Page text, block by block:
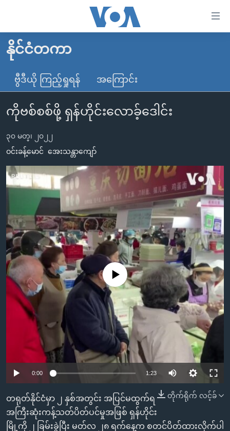
လွယ်ကူ
စေ
သည့်
Link
များ
ပင်မ
အကြောင်းအရာ
ကျော်
ကြည့်
ပင်မ
အ
ညွန်း
စာမျက်နှာ
သို့
ကျော်
ကြည့်
ကျော်
ရန်
မူလစာမျက်နှာ
မြန်မာ
ကမ္ဘာ့သတင်းများ
နိုင်ငံတကာ
တရုတ်
အစ္စရေး-ပါလက်စတိုင်း
ဗွီဒီယို
ရပ်ဝန်းတခု လမ်းတခု အလွန်
အင်္ဂလိပ်စာလေ့လာမယ်
အမေရိကန်သုံးအီဒီယံ
မကြေးမုံရဲ့ အင်္ဂလိပ်စာ
ရုပ်ရှင်ထဲက အင်္ဂလိပ်စာ
သုတပဒေသာ အင်္ဂလိပ်စာ
အပတ်စဉ်ကဏ္ဍများ
တီဗွီ
ရေဒီယိုနှင့်ရုပ်သံ အချက်အလက်များ
ရေဒီယို/တီဗွီအစီအစဉ်
Learning English
ဗွီအိုအေ လူမှုကွန်ယက်များ
ဘာသာစကားများ
နိုင်ငံတကာ
ဗွီဒီယို ကြည့်ရှုရန် အကြောင်း
ကိုဗစ်စစ်ဖို့ ရှန်ဟိုင်းလောခ့်ဒေါင်း
၃၀ မတ္၊ ၂၀၂၂
ဝင်းခန့်မောင် အေးသန္တာကျော်
No media source currently available
0:00 1:23
တိုက်ရိုက် လင့်ခ်
တရုတ်နိုင်ငံမှာ ၂ နှစ်အတွင်း အပြင်မထွက်ရ
အကြီးဆုံးကန့်သတ်ပိတ်ပင်မှုအဖြစ် ရှန်ဟိုင်း
မြို့ကို ၂ ခြမ်းခွဲပြီး မတ်လ ၂၈ ရက်နေ့က စတင်ပိတ်ထားလိုက်ပါ